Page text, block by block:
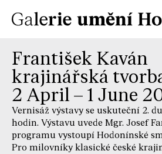
František Kaván
krajinářská
2 April – 1 June
Vernisáž výstavy se uskuteční 2.
hodin. Výstavu uvede Mgr. Josef
programu vystoupí Hodonínské
Pro milovníky klasické české